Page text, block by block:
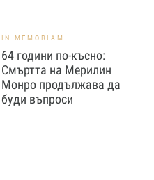
IN MEMORIAM
64 години по-късно:
Смъртта на Мерилин
Монро продължава да
буди въпроси